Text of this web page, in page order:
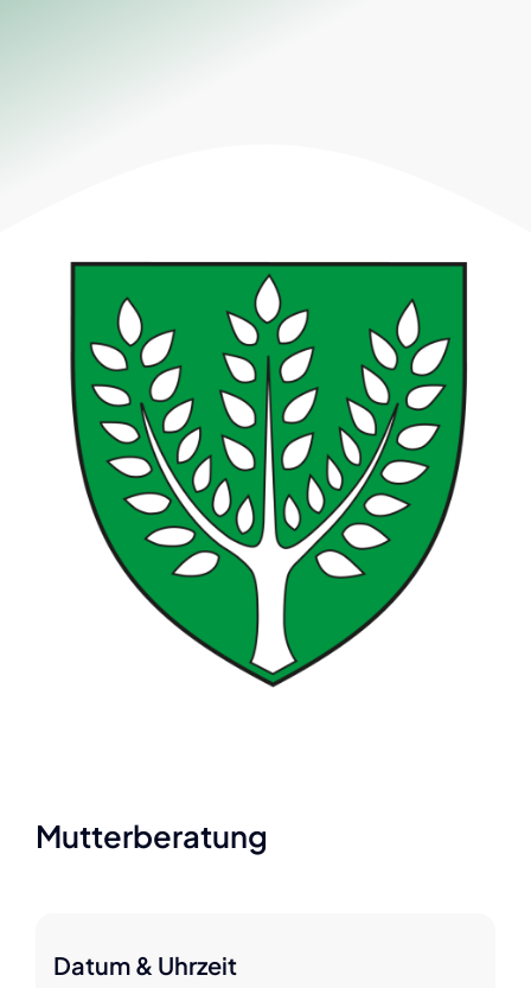
Mutterberatung
Datum & Uhrzeit